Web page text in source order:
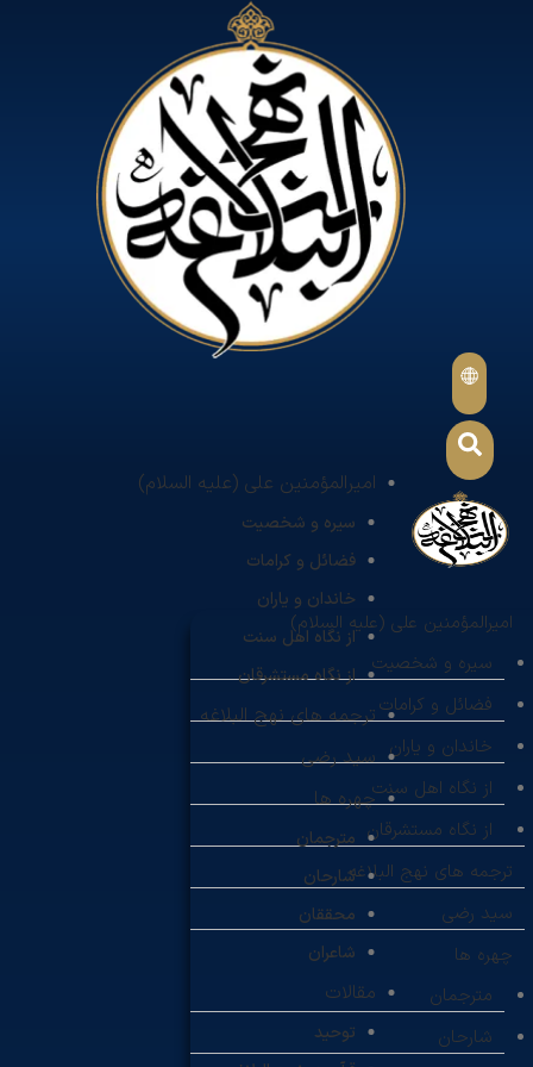
امیرالمؤمنین علی (علیه السلام)
سیره و شخصیت
فضائل و کرامات
خاندان و یاران
از نگاه اهل سنت
از نگاه مستشرقان
ترجمه های نهج البلاغه
سید رضی
چهره ها
مترجمان
شارحان
محققان
شاعران
مقالات
توحید
امیرالمؤمنین علی (علیه السلام)
سیره و شخصیت
فضائل و کرامات
خاندان و یاران
از نگاه اهل سنت
از نگاه مستشرقان
ترجمه های نهج البلاغه
سید رضی
چهره ها
مترجمان
شارحان